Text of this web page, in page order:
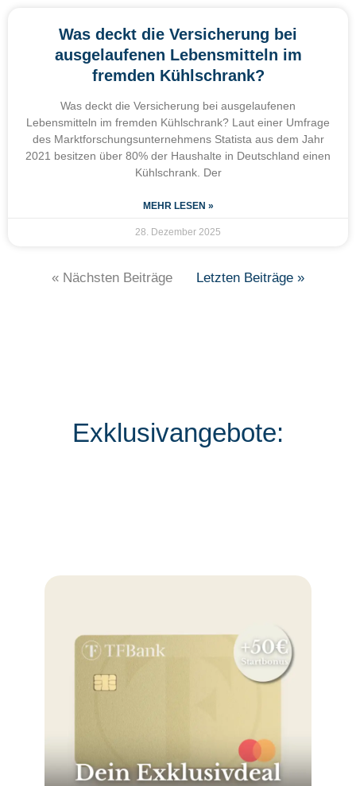
Was deckt die Versicherung bei
ausgelaufenen Lebensmitteln im
fremden Kühlschrank?
Was deckt die Versicherung bei ausgelaufenen
Lebensmitteln im fremden Kühlschrank? Laut einer Umfrage
des Marktforschungsunternehmens Statista aus dem Jahr
2021 besitzen über 80% der Haushalte in Deutschland einen
Kühlschrank. Der
MEHR LESEN »
28. Dezember 2025
« Nächsten Beiträge Letzten Beiträge »
Exklusivangebote: